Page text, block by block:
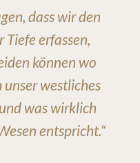
dass wir den
erfassen,
können wo
westliches
was wirklich
entspricht.“